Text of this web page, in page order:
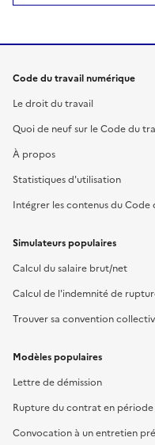
Code du travail numérique
Le droit du travail
Quoi de neuf sur le Code du
À propos
Statistiques d'utilisation
Intégrer les contenus du
Simulateurs populaires
Calcul du salaire brut/net
Calcul de l'indemnité de
Trouver sa convention
Modèles populaires
Lettre de démission
Rupture du contrat en période
Convocation à un entretien